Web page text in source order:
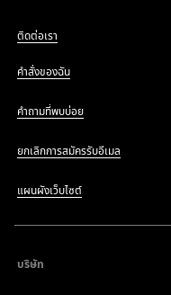
ติดต่อเรา
คำสั่งของฉัน
คำถามที่พบบ่อย
ยกเลิกการสมัครรับอีเมล
แผนผังเว็บไซต์
บริษัท